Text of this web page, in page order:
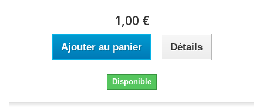
1,00 €
Ajouter au panier Détails
Disponible